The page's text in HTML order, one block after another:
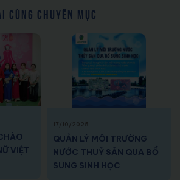
CÙNG CHUYÊN MỤC
VIỆT
17/10/2025
QUẢN LÝ MÔI TRƯỜNG
NƯỚC THUỶ SẢN QUA BỔ
SUNG SINH HỌC